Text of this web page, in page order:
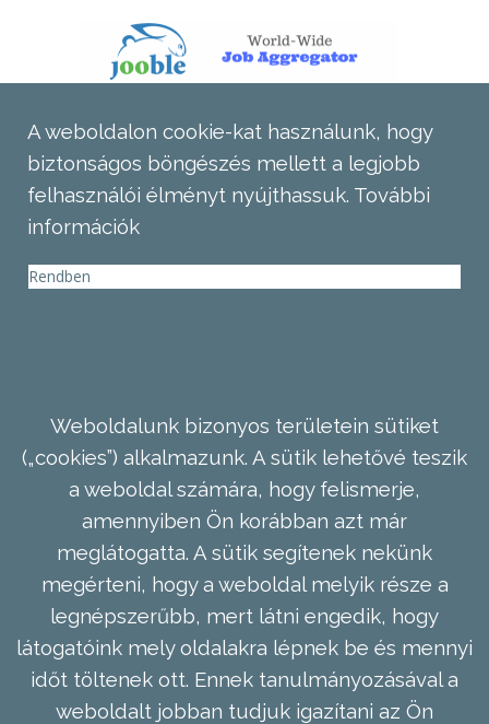
A weboldalon cookie-kat használunk, hogy
biztonságos böngészés mellett a legjobb
felhasználói élményt nyújthassuk. További
információk
Rendben
Weboldalunk bizonyos területein sütiket
(„cookies”) alkalmazunk. A sütik lehetővé teszik
a weboldal számára, hogy felismerje,
amennyiben Ön korábban azt már
meglátogatta. A sütik segítenek nekünk
megérteni, hogy a weboldal melyik része a
legnépszerűbb, mert látni engedik, hogy
látogatóink mely oldalakra lépnek be és mennyi
időt töltenek ott. Ennek tanulmányozásával a
weboldalt jobban tudjuk igazítani az Ön